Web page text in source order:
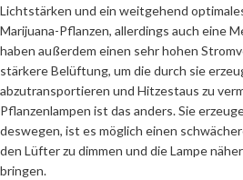
Lichtstärken und ein weitgehend
Marijuana-Pflanzen, allerdings auch eine
haben außerdem einen sehr hohen
stärkere Belüftung, um die durch sie
abzutransportieren und Hitzestaus zu
Pflanzenlampen ist das anders. Sie
deswegen, ist es möglich einen
den Lüfter zu dimmen und die Lampe
bringen.